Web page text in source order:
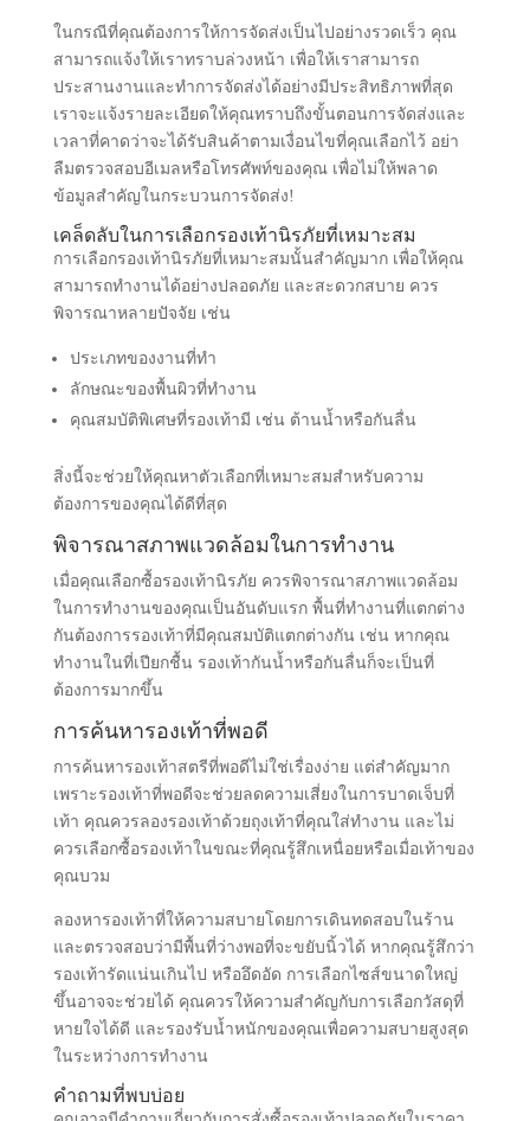
เวลาที่คาดหวังในการจัดส่ง
เราทราบว่าคุณต้องการให้การจัดส่งเป็นไปอย่างรวดเร็ว
โดยปกติแล้วเราจะใช้เวลาจัดส่งประมาณ 5-7 วันทำการ
อย่างไรก็ตาม หากคุณมีความต้องการเร่งด่วนสามารถติดต่อ
เราเพื่อให้เราได้ช่วยจัดการเพิ่มเติม!
ในกรณีที่คุณต้องการให้การจัดส่งเป็นไปอย่างรวดเร็ว คุณ
สามารถแจ้งให้เราทราบล่วงหน้า เพื่อให้เราสามารถ
ประสานงานและทำการจัดส่งได้อย่างมีประสิทธิภาพที่สุด
เราจะแจ้งรายละเอียดให้คุณทราบถึงขั้นตอนการจัดส่งและ
ข้อมูลสำคัญในกระบวนการจัดส่ง!
เคล็ดลับในการเลือกรองเท้านิรภัยที่เหมาะสม
การเลือกรองเท้านิรภัยที่เหมาะสมนั้นสำคัญมาก เพื่อให้คุณ
พิจารณาหลายปัจจัย เช่น
ประเภทของงานที่ทำ
ลักษณะของพื้นผิวที่ทำงาน
คุณสมบัติพิเศษที่รองเท้ามี เช่น ต้านน้ำหรือกันลื่น
สิ่งนี้จะช่วยให้คุณหาตัวเลือกที่เหมาะสมสำหรับความ
ต้องการของคุณได้ดีที่สุด
เมื่อคุณเลือกซื้อรองเท้านิรภัย ควรพิจารณาสภาพแวดล้อม
ในการทำงานของคุณเป็นอันดับแรก พื้นที่ทำงานที่แตกต่าง
กันต้องการรองเท้าที่มีคุณสมบัติแตกต่างกัน เช่น หากคุณ
ทำงานในที่เปียกชื้น รองเท้ากันน้ำหรือกันลื่นก็จะเป็นที่
ต้องการมากขึ้น
การค้นหารองเท้าที่พอดี
การค้นหารองเท้าสตรีที่พอดีไม่ใช่เรื่องง่าย แต่สำคัญมาก
เพราะรองเท้าที่พอดีจะช่วยลดความเสี่ยงในการบาดเจ็บที่
เท้า คุณควรลองรองเท้าด้วยถุงเท้าที่คุณใส่ทำงาน และไม่
ควรเลือกซื้อรองเท้าในขณะที่คุณรู้สึกเหนื่อยหรือเมื่อเท้าของ
คุณบวม
ลองหารองเท้าที่ให้ความสบายโดยการเดินทดสอบในร้าน
และตรวจสอบว่ามีพื้นที่ว่างพอที่จะขยับนิ้วได้ หากคุณรู้สึกว่า